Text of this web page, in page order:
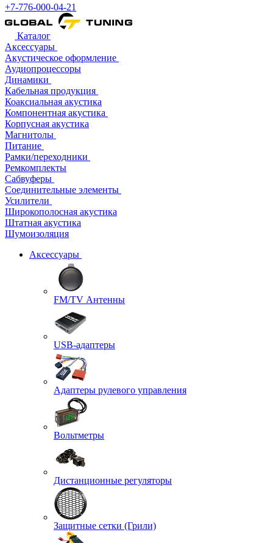
+7-776-000-04-21
Каталог
Аксессуары
Акустическое оформление
Аудиопроцессоры
Динамики
Кабельная продукция
Коаксиальная акустика
Компонентная акустика
Корпусная акустика
Магнитолы
Питание
Рамки/переходники
Ремкомплекты
Сабвуферы
Соединительные элементы
Усилители
Широкополосная акустика
Штатная акустика
Шумоизоляция
Аксессуары
FM/TV Антенны
USB-адаптеры
Адаптеры рулевого управления
Вольтметры
Дистанционные регуляторы
Защитные сетки (Грили)